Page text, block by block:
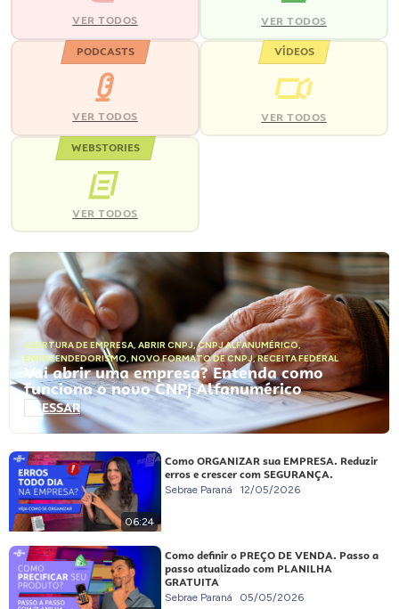
VER TODOS VER TODOS
PODCASTS
VER TODOS
VÍDEOS
VER TODOS
WEBSTORIES
VER TODOS
ABERTURA DE EMPRESA, ABRIR CNPJ,CNPJ ALFANUMÉRICO,
EMPREENDEDORISMO, NOVO FORMATO DE CNPJ,RECEITA FEDERAL
Vai abrir uma empresa? Entenda como
funciona o novo CNPJ Alfanumérico
ACESSAR
06:24
Como ORGANIZAR sua EMPRESA. Reduzir
erros e crescer com SEGURANÇA.
Sebrae Paraná 12/05/2026
Como definir o PREÇO DE VENDA. Passo a
passo atualizado com PLANILHA
GRATUITA
Sebrae Paraná 05/05/2026